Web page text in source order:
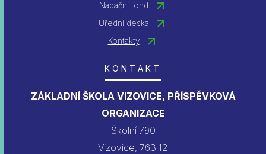
Nadační fond
Úřední deska
Kontakty
KONTAKT
ZÁKLADNÍ ŠKOLA VIZOVICE, PŘÍSPĚVKOVÁ
ORGANIZACE
Školní 790
Vizovice, 763 12